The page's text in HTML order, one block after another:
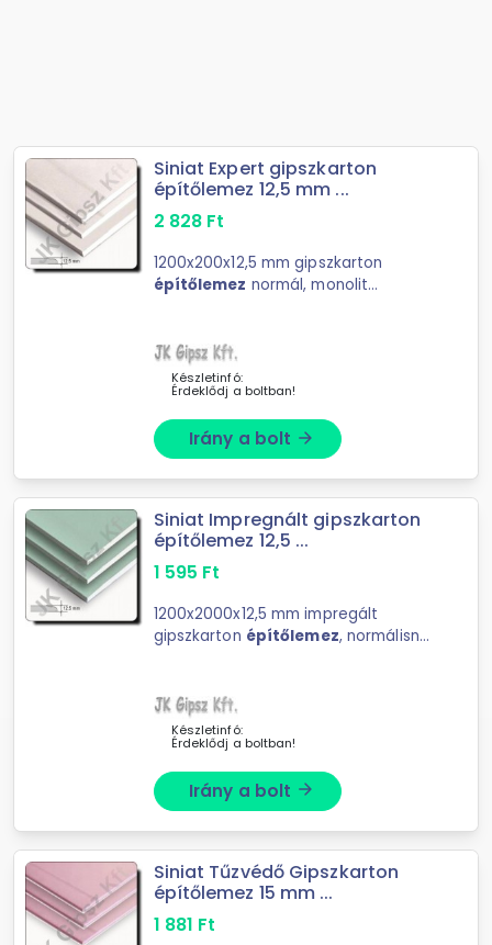
Siniat Expert gipszkarton
építőlemez 12,5 mm ...
2 828 Ft
1200x200x12,5 mm gipszkarton
építőlemez normál, monolit
Készletinfó:
Érdeklődj a boltban!
Irány a bolt arrow_forward
Siniat Impregnált gipszkarton
építőlemez 12,5 ...
1 595 Ft
1200x2000x12,5 mm impregált
gipszkarton építőlemez, normálisnál
álmennyezet építéséhez
Készletinfó:
Érdeklődj a boltban!
Irány a bolt arrow_forward
Siniat Tűzvédő Gipszkarton
építőlemez 15 mm ...
1 881 Ft